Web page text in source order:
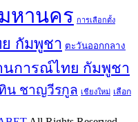
หานคร การเลือกตั้ง
กัมพูชา ตะวันออกกลาง
นการณ์ไทย กัมพูชา
น ชาญวีรกูล เชียงใหม่ เลือก